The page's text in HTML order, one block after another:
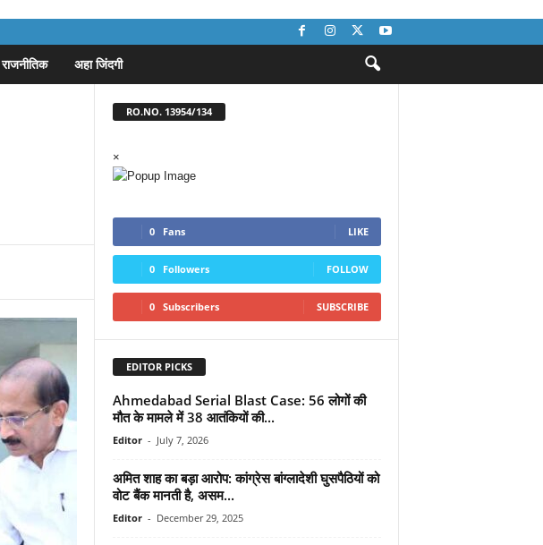
राजनीतिक अहा जिंदगी
RO.NO. 13954/134
×
0 Fans LIKE
0 Followers FOLLOW
0 Subscribers SUBSCRIBE
EDITOR PICKS
Ahmedabad Serial Blast Case: 56 लोगों की
मौत के मामले में 38 आतंकियों की...
Editor - July 7, 2026
अमित शाह का बड़ा आरोप: कांग्रेस बांग्लादेशी घुसपैठियों को
वोट बैंक मानती है, असम...
Editor - December 29, 2025